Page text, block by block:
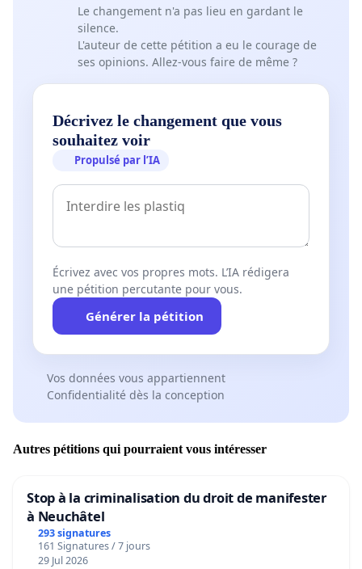
Le changement n'a pas lieu en gardant le
silence.
L'auteur de cette pétition a eu le courage de
ses opinions. Allez-vous faire de même ?
Décrivez le changement que vous
souhaitez voir
Propulsé par l’IA
Écrivez avec vos propres mots. L’IA rédigera
une pétition percutante pour vous.
Générer la pétition
Vos données vous appartiennent
Confidentialité dès la conception
Autres pétitions qui pourraient vous intéresser
Stop à la criminalisation du droit de manifester
à Neuchâtel
293 signatures
161 Signatures / 7 jours
29 Jul 2026